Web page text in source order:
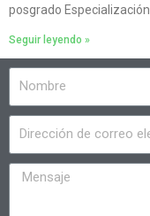
posgrado Especialización
Seguir leyendo »